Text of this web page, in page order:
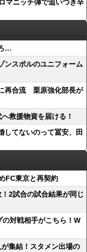
マニッチ弾で追いつき辛
…
ンスポルのユニフォーム
再合流 栗原強化部長が
救援物資を届ける！
してないのって冨安、田
FC東京と再契約
2試合の試合結果が同じ
の対戦相手がこちら！W
集結！スタメン出場の